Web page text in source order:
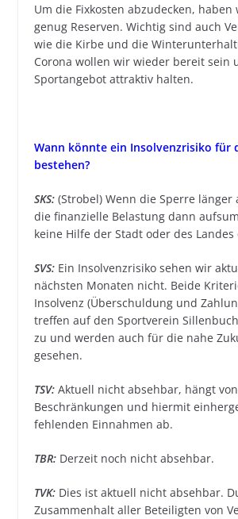
Um die Fixkosten abzudecken, haben
genug Reserven. Wichtig sind auch
wie die Kirbe und die
Corona wollen wir wieder bereit sein
Sportangebot attraktiv halten.
Wann könnte ein Insolvenzrisiko für
bestehen?
SKS:(Strobel) Wenn die Sperre länger
die finanzielle Belastung dann
keine Hilfe der Stadt oder des Landes
SVS:Ein Insolvenzrisiko sehen wir
nächsten Monaten nicht. Beide
Insolvenz (Überschuldung und
treffen auf den Sportverein
zu und werden auch für die nahe
gesehen.
TSV:Aktuell nicht absehbar, hängt
Beschränkungen und hiermit
fehlenden Einnahmen ab.
TBR:Derzeit noch nicht absehbar.
TVK:Dies ist aktuell nicht absehbar.
Zusammenhalt aller Beteiligten von